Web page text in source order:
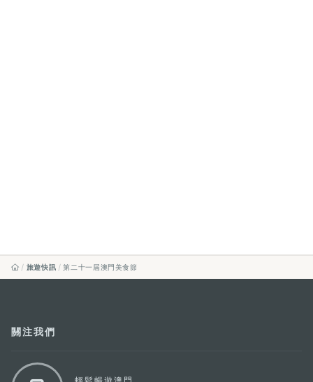
旅遊快訊 第二十一屆澳門美食節
關注我們